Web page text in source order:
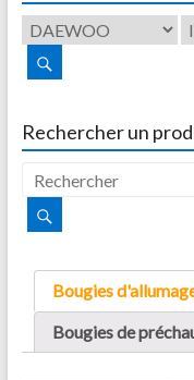
Rechercher un
Bougies
Bougies de